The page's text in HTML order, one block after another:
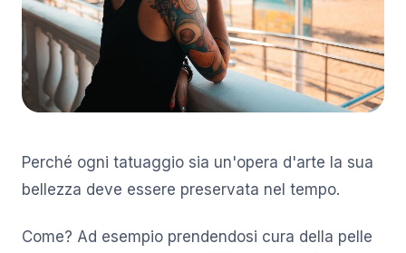
Perché ogni tatuaggio sia un'opera d'arte la sua
bellezza deve essere preservata nel tempo.
Come? Ad esempio prendendosi cura della pelle